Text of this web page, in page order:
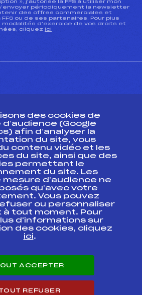
», j’autorise la FFS à utiliser mon
périodiquement la newsletter
des offres commerciales et
ou de ses partenaires. Pour plus
modalités d’exercice de vos droits et
cliquez ici
fédéral
fédéral
Formation, Suivi
des cookies de
(Google
afin d’analyser la
du site, vous
contenu vidéo et les
du site, ainsi que des
permettant le
du site. Les
mesure d’audience ne
qu’avec votre
Vous pouvez
ou personnaliser
à tout moment. Pour
d'informations sur
des cookies, cliquez
ici.
ACCEPTER
REFUSER